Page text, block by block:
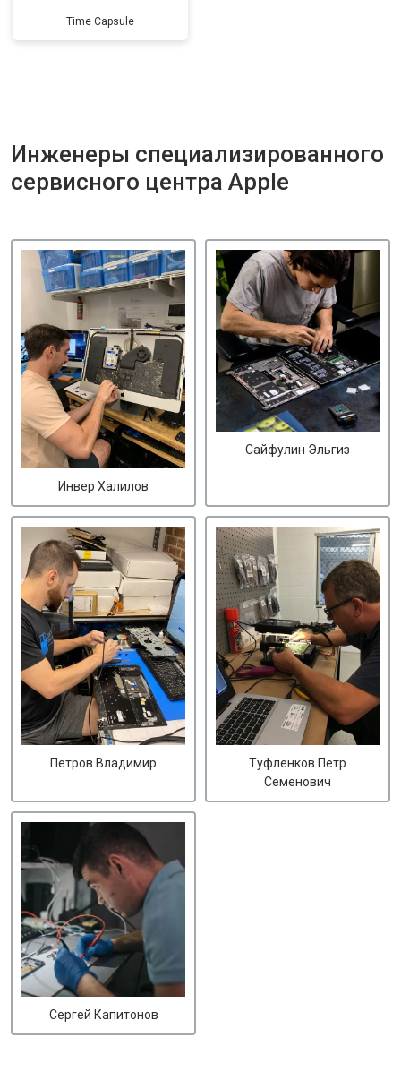
Time Capsule
Инженеры специализированного
сервисного центра Apple
Инвер Халилов
Сайфулин Эльгиз
Петров Владимир
Туфленков Петр
Семенович
Сергей Капитонов